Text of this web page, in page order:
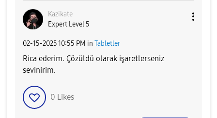
Kazikate
Expert Level 5
‎02-15-202510:55 PM in Tabletler
Rica ederim. Çözüldü olarak işaretlerseniz
sevinirim.
0 Likes